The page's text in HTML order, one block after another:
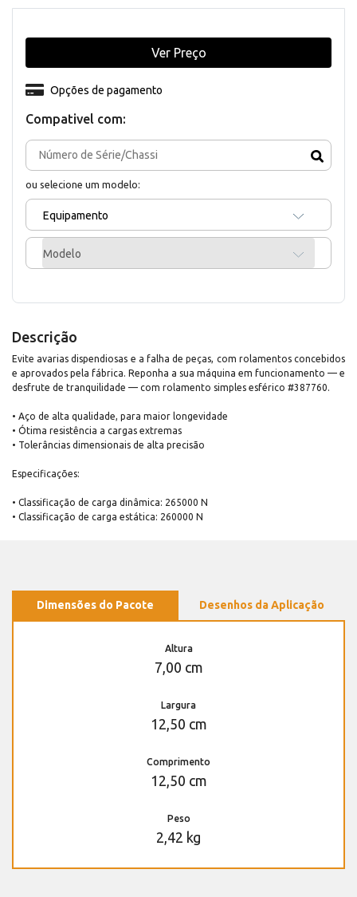
Compativel com:
ou selecione um modelo:
Equipamento
Modelo
Opções de pagamento
Ver Preço
Descrição
Evite avarias dispendiosas e a falha de peças, com rolamentos concebidos
e aprovados pela fábrica. Reponha a sua máquina em funcionamento — e
desfrute de tranquilidade — com rolamento simples esférico #387760.
• Aço de alta qualidade, para maior longevidade
• Ótima resistência a cargas extremas
• Tolerâncias dimensionais de alta precisão
Especificações:
• Classificação de carga dinâmica: 265000 N
• Classificação de carga estática: 260000 N
Dimensões do Pacote Desenhos da Aplicação
Altura
7,00 cm
Largura
12,50 cm
Comprimento
12,50 cm
Peso
2,42 kg